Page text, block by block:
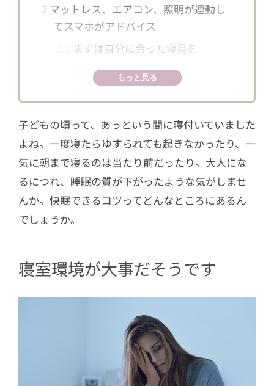
2 マットレス、エアコン、照明が連動し
てスマホがアドバイス
まずは自分に合った寝具を
部屋は自分にあった温度に
2.4どうしたら快眠できるかアドバイ
スが欲しい！
3とりあえず今日から自分で始めてみち
ゃう！
もっと見る
子どもの頃って、あっという間に寝付いていました
よね。一度寝たらゆすられても起きなかったり、一
気に朝まで寝るのは当たり前だったり。大人にな
るにつれ、睡眠の質が下がったような気がしませ
んか。快眠できるコツってどんなところにあるん
でしょうか。
寝室環境が大事だそうです